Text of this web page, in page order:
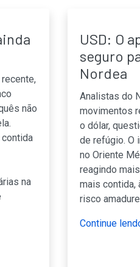
não
na
USD: O
seguro
Nordea
Analistas do
movimentos
o dólar,
de refúgio. O
no Oriente
reagindo
mais contida,
risco
Continue